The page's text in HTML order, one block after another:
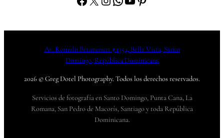
Av. Romulo Betancourt #1354, Bella Vista, Santo
Domingo, República Dominicana
2026 © Greg Dotel Photography. Todos los derechos reservados.
Servicios de fotografía en Santo Domingo, Punta Cana, La
Romana, San Pedro de Macorís, Santiago y toda República
Dominicana.